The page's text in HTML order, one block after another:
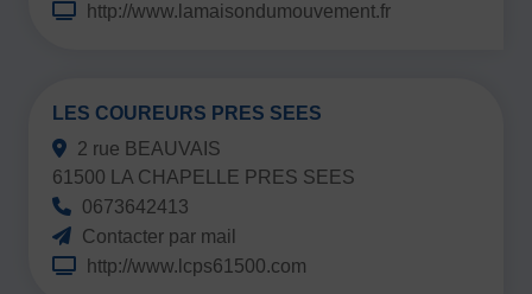
http://www.lamaisondumouvement.fr
LES COUREURS PRES SEES
2 rue BEAUVAIS
61500 LA CHAPELLE PRES SEES
0673642413
Contacter par mail
http://www.lcps61500.com